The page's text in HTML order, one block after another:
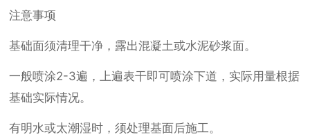
注意事项
基础面须清理干净，露出混凝土或水泥砂浆面。
一般喷涂2-3遍，上遍表干即可喷涂下道，实际用量根据
基础实际情况。
有明水或太潮湿时，须处理基面后施工。